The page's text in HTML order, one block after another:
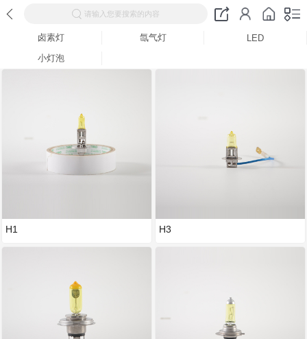
请输入您要搜索的内容
卤素灯 氙气灯
LED
小灯泡
H1 H3